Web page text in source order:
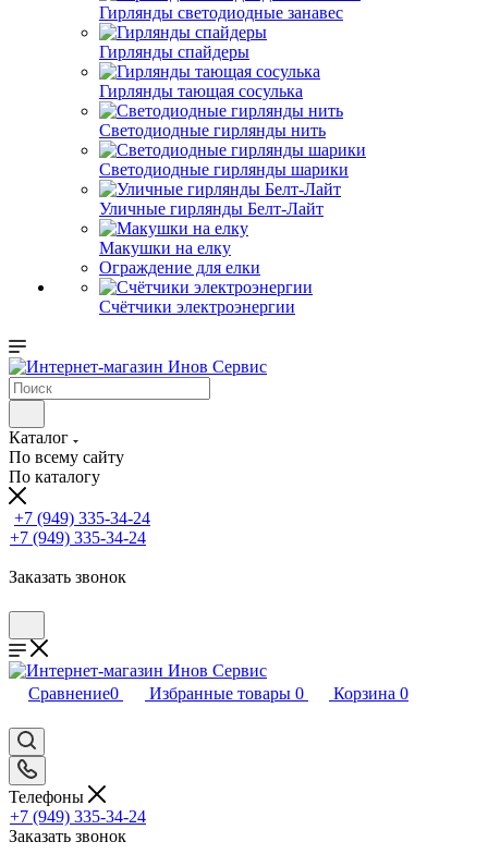
Гирлянды светодиодные занавес
Гирлянды спайдеры
Гирлянды тающая сосулька
Светодиодные гирлянды нить
Светодиодные гирлянды шарики
Уличные гирлянды Белт-Лайт
Макушки на елку
Ограждение для елки
Счётчики электроэнергии
Каталог
По всему сайту
По каталогу
+7 (949) 335-34-24
+7 (949) 335-34-24
Заказать звонок
Сравнение0 Избранные товары 0 Корзина 0
Телефоны
+7 (949) 335-34-24
Заказать звонок